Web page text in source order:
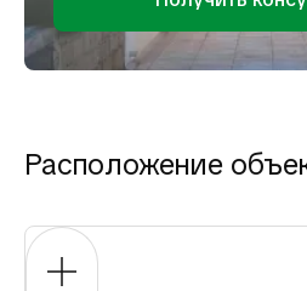
Расположение